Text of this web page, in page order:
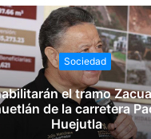
Sociedad
el tramo
de la carretera
Huejutla